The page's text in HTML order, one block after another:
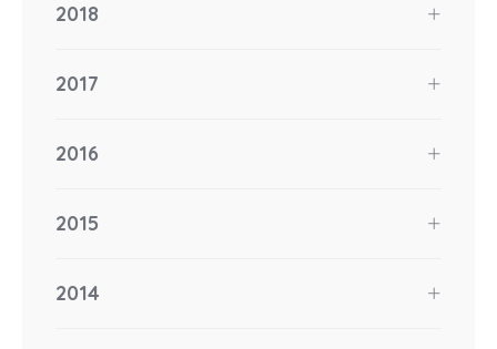
2018
2017
2016
2015
2014